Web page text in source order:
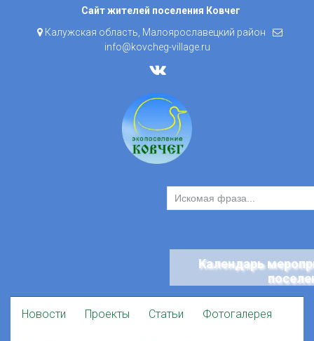
Skip
content
Сайт жителей поселения Ковчег
Калужская область, Малоярославецкий район
info@kovcheg-village.ru
Календарь
Новости Проекты Статьи Фотогалерея